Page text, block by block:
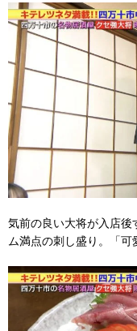
気前の良い大将が入店後
ム満点の刺し盛り。「可